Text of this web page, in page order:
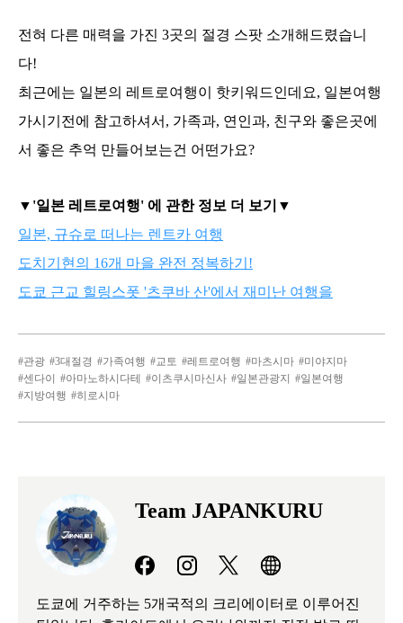
전혀 다른 매력을 가진 3곳의 절경 스팟 소개해드렸습니
다!
최근에는 일본의 레트로여행이 핫키워드인데요, 일본여행
가시기전에 참고하셔서, 가족과, 연인과, 친구와 좋은곳에
서 좋은 추억 만들어보는건 어떤가요?
▼'일본 레트로여행' 에 관한 정보 더 보기▼
일본, 규슈로 떠나는 렌트카 여행
도치기현의 16개 마을 완전 정복하기!
도쿄 근교 힐링스폿 '츠쿠바 산'에서 재미난 여행을
관광 3대절경 가족여행 교토 레트로여행 마츠시마
미야지마
센다이
아마노하시다테 이츠쿠시마신사 일본관광지
일본여행
지방여행
히로시마
Team JAPANKURU
도쿄에 거주하는 5개국적의 크리에이터로 이루어진